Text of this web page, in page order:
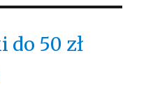
50 zł